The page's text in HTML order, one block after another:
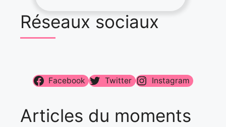
Réseaux sociaux
Facebook Twitter Instagram
Articles du moments